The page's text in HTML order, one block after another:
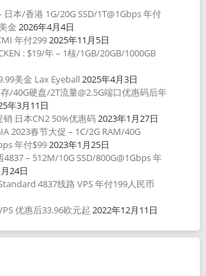
本/香港 1G/20G SSD/1T@1Gbps 年付
金 2026年4月4日
年付2992025年11月5日
: $19/年 – 1核/1GB/20GB/1000GB
美金 Lax Eyeball 2025年4月3日
/40G硬盘/2T流量@2.5G端口优惠码后年
年3月11日
日本CN2 50%优惠码2023年1月27日
2023春节大促 – 1C/2G RAM/40G
年付$992023年1月25日
– 512M/10G SSD/800G@1Gbps 年
24日
4837线路 VPS 年付199人民币
优惠后33.96欧元起 2022年12月11日